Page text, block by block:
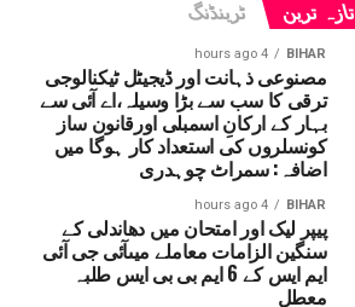
تازہ ترین ٹرینڈنگ
BIHAR
4 hours ago
مصنوعی ذہانت اور ڈیجیٹل ٹیکنالوجی
ترقی کا سب سے بڑا وسیلہ،اے آئی سے
بہار کے ارکانِ اسمبلی اورقانون ساز
کونسلروں کی استعداد کار ہوگا میں
اضافہ: سمراٹ چوہدری
BIHAR
4 hours ago
پیپر لیک اور امتحان میں دھاندلی کے
سنگین الزامات معاملے میںآئی جی آئی
ایم ایس کے 6 ایم بی بی ایس طلبہ
معطل